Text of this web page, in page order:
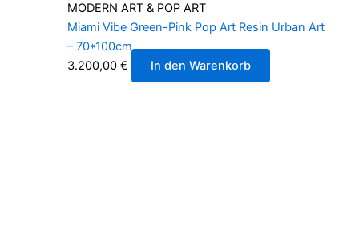
MODERN ART & POP ART
Miami Vibe Green-Pink Pop Art Resin Urban Art
– 70*100cm
3.200,00 € In den Warenkorb